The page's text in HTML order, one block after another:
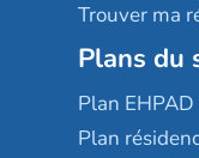
Trouver ma
Plans du
Plan
Plan